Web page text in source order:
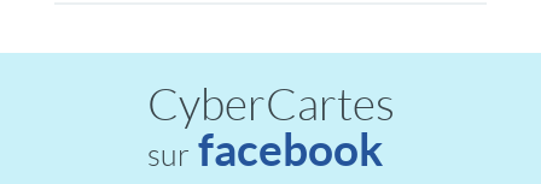
CyberCartes
sur facebook